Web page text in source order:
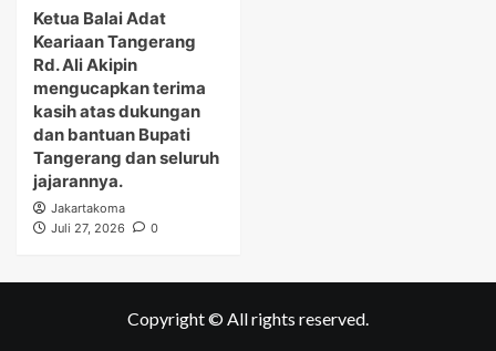
Ketua Balai Adat
Keariaan Tangerang
Rd. Ali Akipin
mengucapkan terima
kasih atas dukungan
dan bantuan Bupati
Tangerang dan seluruh
jajarannya.
Jakartakoma
Juli 27, 2026
0
Copyright © All rights reserved.